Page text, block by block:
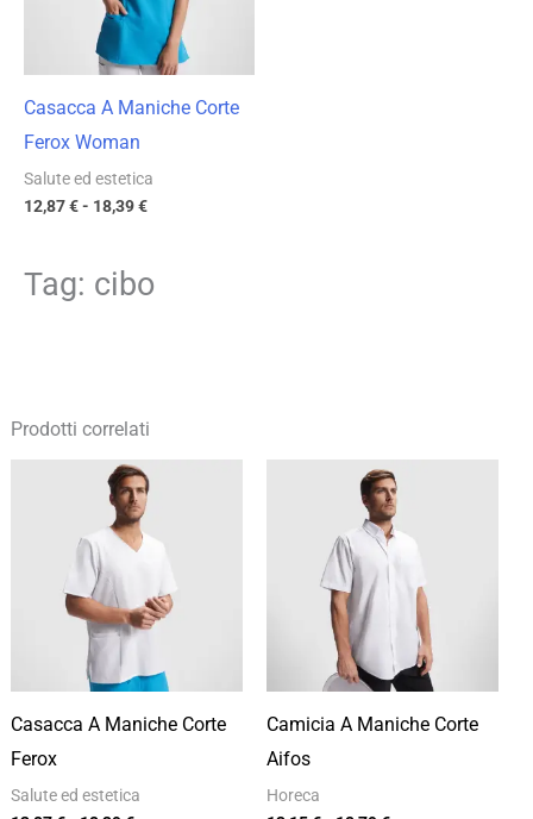
Casacca A Maniche Corte
Ferox Woman
Salute ed estetica
12,87€- 18,39€
Tag: cibo
Prodotti correlati
Casacca A Maniche Corte
Ferox
Salute ed estetica
Fascia
di
prezzo:
da
12,87 €
18,39 €
Camicia A Maniche Corte
Aifos
Horeca
Fascia
di
prezzo:
da
18,79 €